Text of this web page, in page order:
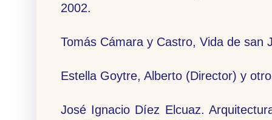
2002.
Tomás Cámara y Castro, Vida de san
Estella Goytre, Alberto (Director) y
José Ignacio Díez Elcuaz.